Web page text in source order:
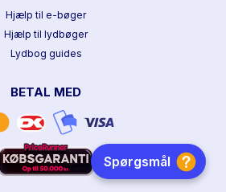
Hjælp til e-bøger
Hjælp til lydbøger
Lydbog guides
BETAL MED